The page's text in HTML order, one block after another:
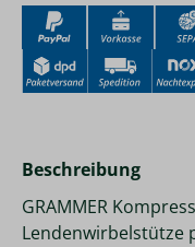
Beschreibung
GRAMMER
Lendenwirbelstütze